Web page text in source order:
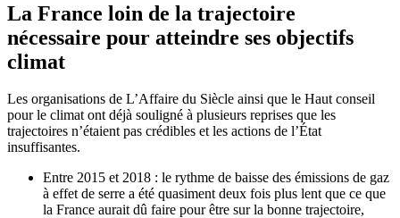
La France loin de la trajectoire
nécessaire pour atteindre ses objectifs
climat
Les organisations de L’Affaire du Siècle ainsi que le Haut conseil
pour le climat ont déjà souligné à plusieurs reprises que les
trajectoires n’étaient pas crédibles et les actions de l’État
insuffisantes.
Entre 2015 et 2018 : le rythme de baisse des émissions de gaz
à effet de serre a été quasiment deux fois plus lent que ce que
la France aurait dû faire pour être sur la bonne trajectoire,